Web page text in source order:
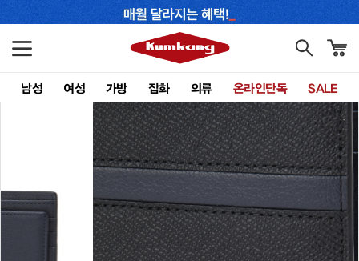
남성 여성 가방 잡화 의류 온라인단독 SALE